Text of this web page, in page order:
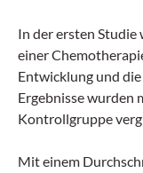
In der ersten Studie
einer
Entwicklung und
Ergebnisse wurden
Kontrollgruppe
Mit einem